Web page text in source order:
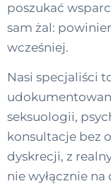
poszukać
sam żal:
wcześniej.
Nasi specjaliści
seksuologii,
konsultacje bez
dyskrecji, z
nie wyłącznie na